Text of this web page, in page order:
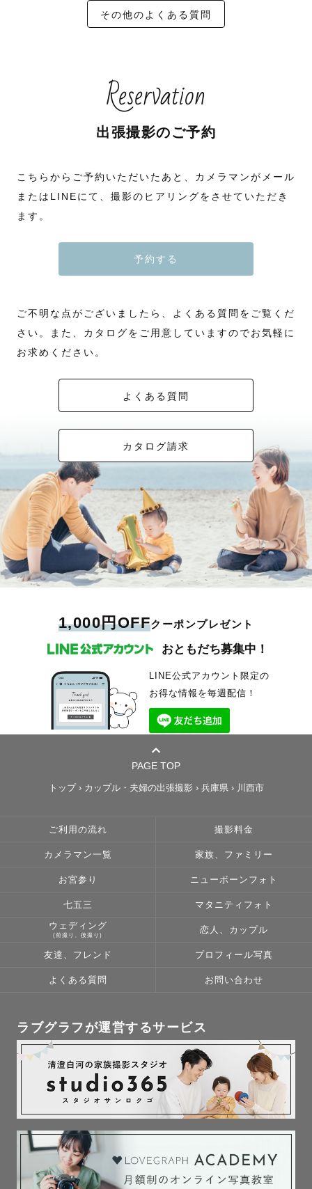
その他のよくある質問
Reservation
出張撮影のご予約
こちらからご予約いただいたあと、カメラマンがメール
またはLINEにて、撮影のヒアリングをさせていただき
ます。
予約する
ご不明な点がございましたら、よくある質問をご覧くだ
さい。また、カタログをご用意していますのでお気軽に
お求めください。
よくある質問
カタログ請求
1,000円OFFクーポンプレゼント
おともだち募集中！
LINE公式アカウント限定の
お得な情報を毎週配信！
PAGE TOP
トップ› カップル・夫婦の出張撮影 › 兵庫県› 川西市
ご利用の流れ 撮影料金
カメラマン一覧 家族、ファミリー
お宮参り ニューボーンフォト
七五三 マタニティフォト
ウェディング
(前撮り、後撮り)
恋人、カップル
友達、フレンド プロフィール写真
よくある質問 お問い合わせ
ラブグラフが運営するサービス